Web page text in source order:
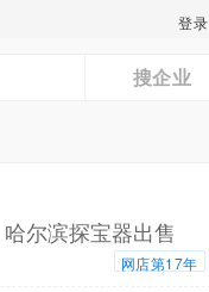
登录
搜企业
尔滨探宝器出售
网店第17年